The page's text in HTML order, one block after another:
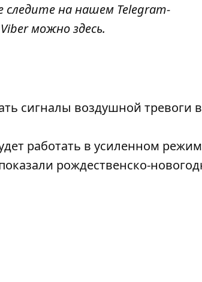
на нашем Telegram-
можноздесь.
сигналы воздушной тревоги в
работать в усиленном
рождественско-